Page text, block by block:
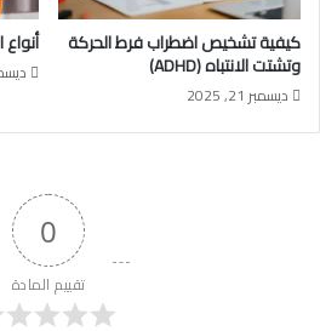
كيفية تشخيص اضطراب فرط الحركة
وتشتت الانتباه (ADHD)
ديسمبر 21, 2025
ديسمبر
0
تقييم المادة